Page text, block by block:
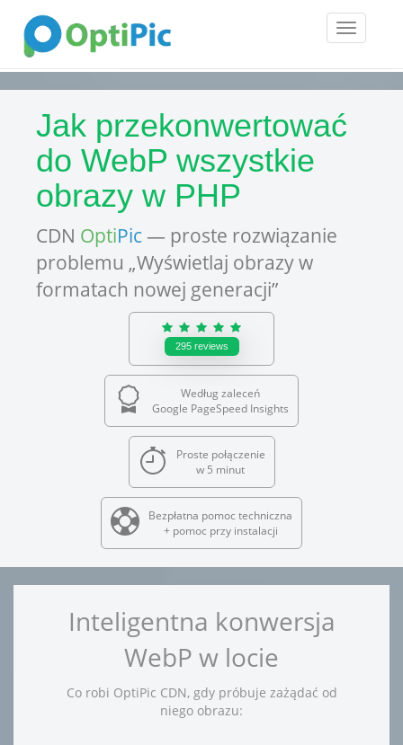
Toggle
Jak przekonwertować
do WebP wszystkie
obrazy w PHP
CDN OptiPic — proste rozwiązanie
problemu „Wyświetlaj obrazy w
formatach nowej generacji”
295 reviews
Według zaleceń
Google PageSpeed Insights
Proste połączenie
w 5 minut
Bezpłatna pomoc techniczna
+ pomoc przy instalacji
Inteligentna konwersja
WebP w locie
Co robi OptiPic CDN, gdy próbuje zażądać od
niego obrazu: